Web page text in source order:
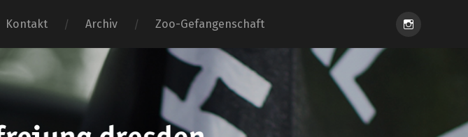
Kontakt Archiv Zoo-Gefangenschaft Instagram